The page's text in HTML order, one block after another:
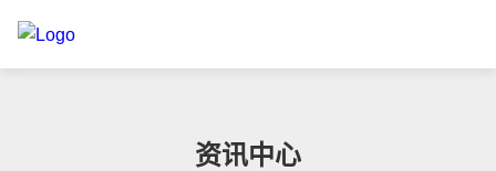
资讯中心